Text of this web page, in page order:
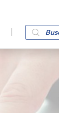
Products
search